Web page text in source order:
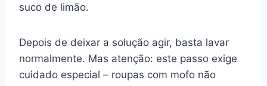
suco de limão.
Depois de deixar a solução agir, basta lavar
normalmente. Mas atenção: este passo exige
cuidado especial – roupas com mofo não